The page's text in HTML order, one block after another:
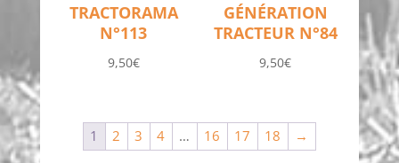
TRACTORAMA
N°113
9,50€
GÉNÉRATION
TRACTEUR N°84
9,50€
1 2 3 4 … 16 17 18 →